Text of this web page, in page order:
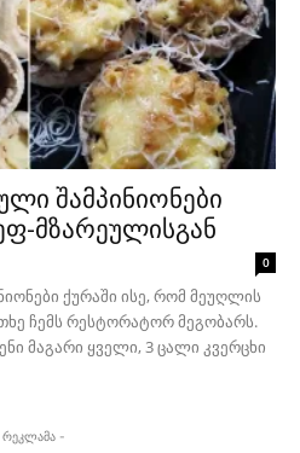
შამპინიონები
მზარეულისგან
0
ქურაში ისე, რომ მეუღლის
ჩემს რესტორატორ მეგობარს.
მაგარი ყველი, 3 ცალი კვერცხი
რეკლამა -